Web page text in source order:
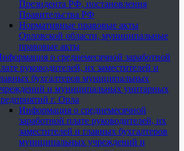
Президента РФ, постановления
Правительства РФ
Нормативные правовые акты
Орловской области, муниципальные
правовые акты
о среднемесячной заработной
руководителей, их заместителей и
бухгалтеров муниципальных
и муниципальных унитарных
г. Орла
Информация о среднемесячной
заработной плате руководителей, их
заместителей и главных бухгалтеров
муниципальных учреждений и